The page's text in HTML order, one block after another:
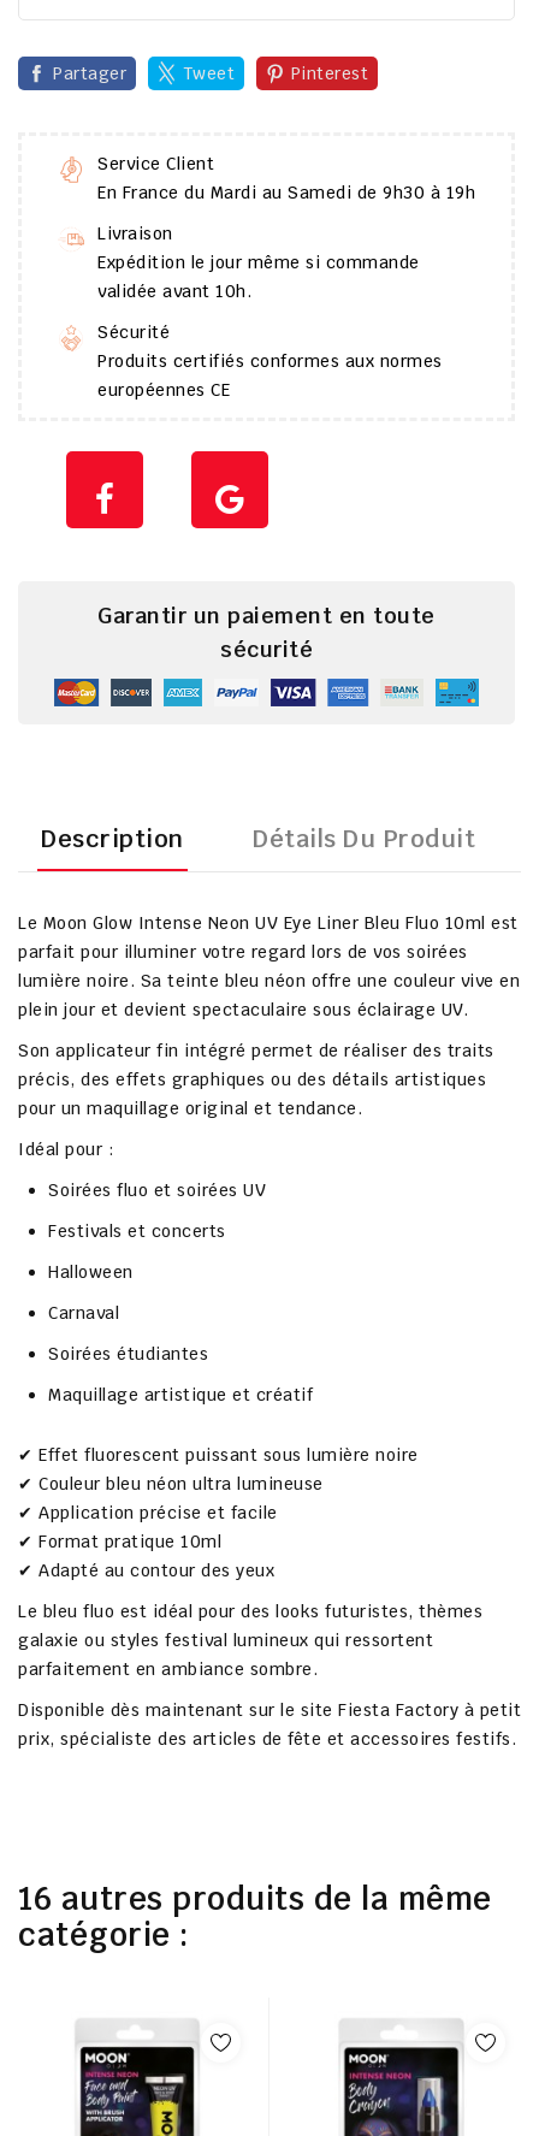
Partager Tweet Pinterest
Service Client
En France du Mardi au Samedi de 9h30 à 19h
Livraison
Expédition le jour même si commande
validée avant 10h.
Sécurité
Produits certifiés conformes aux normes
européennes CE
Garantir un paiement en toute
sécurité
Description Détails Du Produit
Le Moon Glow Intense Neon UV Eye Liner Bleu Fluo 10ml est
parfait pour illuminer votre regard lors de vos soirées
lumière noire. Sa teinte bleu néon offre une couleur vive en
plein jour et devient spectaculaire sous éclairage UV.
Son applicateur fin intégré permet de réaliser des traits
précis, des effets graphiques ou des détails artistiques
pour un maquillage original et tendance.
Idéal pour :
Soirées fluo et soirées UV
Festivals et concerts
Halloween
Carnaval
Soirées étudiantes
Maquillage artistique et créatif
✔ Effet fluorescent puissant sous lumière noire
✔ Couleur bleu néon ultra lumineuse
✔ Application précise et facile
✔ Format pratique 10ml
✔ Adapté au contour des yeux
Le bleu fluo est idéal pour des looks futuristes, thèmes
galaxie ou styles festival lumineux qui ressortent
parfaitement en ambiance sombre.
Disponible dès maintenant sur le site Fiesta Factory à petit
prix, spécialiste des articles de fête et accessoires festifs.
16 autres produits de la même
catégorie :